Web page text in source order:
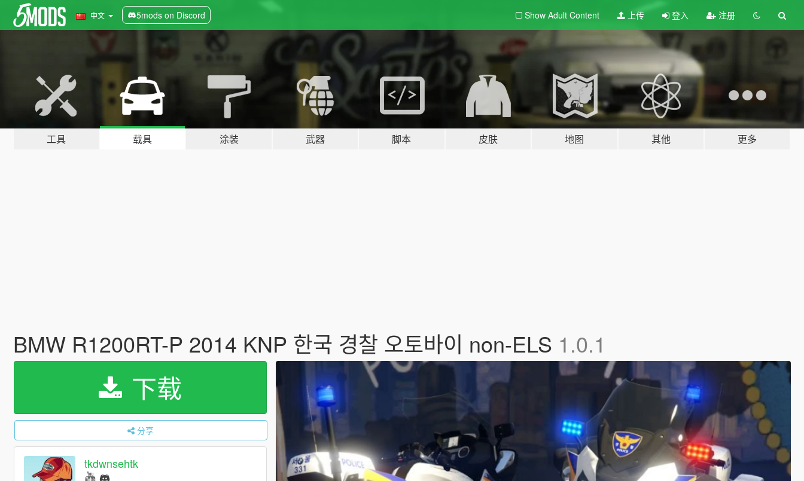
中文 5mods on Discord Show Adult Content 上传 登入 注册
工具 载具 涂装 武器 脚本 皮肤 地图 其他 更多
BMW R1200RT-P 2014 KNP 한국 경찰 오토바이 non-ELS 1.0.1
下载
分享
tkdwnsehtk